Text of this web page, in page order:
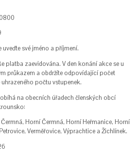
své jméno a příjmení.
platba zaevidována. V den konání akce se u
průkazem a obdržíte odpovídající počet
počtu vstupenek.
na obecních úřadech členských obcí
Horní Čermná, Horní Heřmanice, Horní
Verměřovice, Výprachtice a Žichlínek.